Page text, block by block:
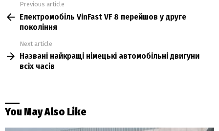
more
Previous article
Електромобіль VinFast VF 8 перейшов у друге
покоління
Next article
Названі найкращі німецькі автомобільні двигуни
всіх часів
You May Also Like